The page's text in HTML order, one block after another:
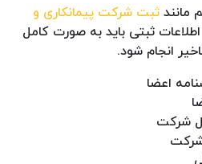
ثبت شرکت پیمانکاری و
ثبتی باید به صورت کامل
انجام شود.
اعضا
شرکت